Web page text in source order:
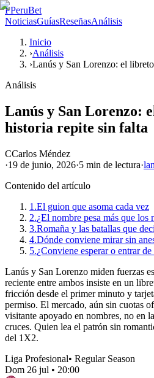
PPeruBet
NoticiasGuíasReseñasAnálisis
Inicio
›Análisis
›Lanús y San Lorenzo: el
Análisis
Lanús y San Lorenzo:
historia repite sin falta
CCarlos Méndez
·19 de junio, 2026·5 min de lectura·
Contenido del artículo
1.El guion que asoma cada vez
2.¿El nombre pesa más que los
3.Romaña y las batallas que
4.Dónde conviene mirar sin
5.¿Conviene esperar o entrar de
Lanús y San Lorenzo miden fuerzas
reciente entre ambos insiste en un
fricción desde el primer minuto y
permiso. El mercado, aún sin cuotas
visitante apoyado en nombres, no en
cruces. Quien lea el patrón sin
del 1X2.
Liga Profesional• Regular Season
Dom 26 jul • 20:00